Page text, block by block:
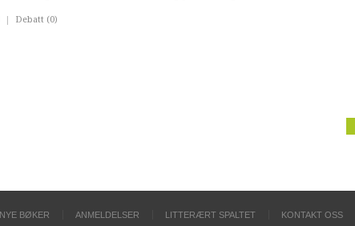
Debatt (0)
NYE BØKER ANMELDELSER LITTERÆRT SPALTET KONTAKT OSS